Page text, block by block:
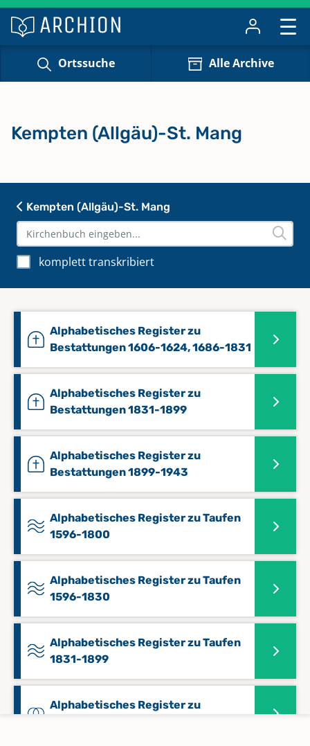
Ortssuche Alle Archive
Kempten (Allgäu)-St. Mang
komplett transkribiert
Alphabetisches Register zu
Bestattungen 1606-1624, 1686-1831
Alphabetisches Register zu
Bestattungen 1831-1899
Alphabetisches Register zu
Bestattungen 1899-1943
Alphabetisches Register zu Taufen
1596-1800
Alphabetisches Register zu Taufen
1596-1830
Alphabetisches Register zu Taufen
1831-1899
Alphabetisches Register zu
Kempten (Allgäu)-St. Mang